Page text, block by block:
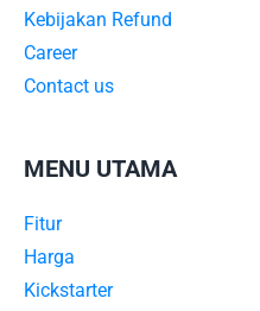
Kebijakan Refund
Career
Contact us
MENU UTAMA
Fitur
Harga
Kickstarter